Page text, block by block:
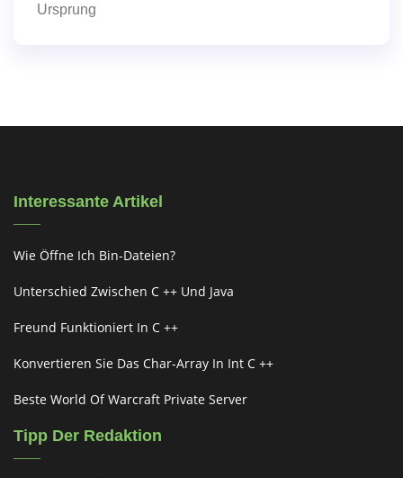
Ursprung
Interessante Artikel
Wie Öffne Ich Bin-Dateien?
Unterschied Zwischen C ++ Und Java
Freund Funktioniert In C ++
Konvertieren Sie Das Char-Array In Int C ++
Beste World Of Warcraft Private Server
Tipp Der Redaktion